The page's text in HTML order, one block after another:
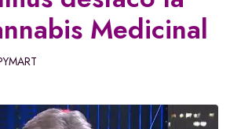
Medicinal